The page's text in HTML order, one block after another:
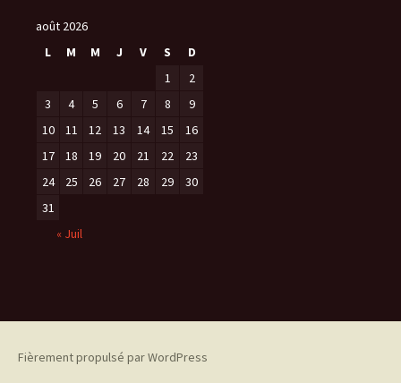
août 2026
L
M M J V S
D
1
2
3
4 5 6 7 8
9
10
11 12 13 14 15
16
17
18 19 20 21 22
23
24
25 26 27 28 29
30
31
« Juil
Fièrement propulsé par WordPress